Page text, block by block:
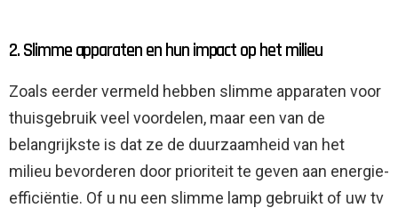
2. Slimme apparaten en hun impact op het milieu
Zoals eerder vermeld hebben slimme apparaten voor
thuisgebruik veel voordelen, maar een van de
belangrijkste is dat ze de duurzaamheid van het
milieu bevorderen door prioriteit te geven aan energie-
efficiëntie. Of u nu een slimme lamp gebruikt of uw tv